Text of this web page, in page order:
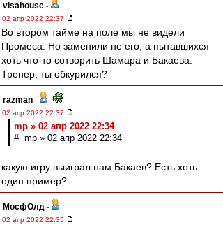
visahouse -
02 апр 2022 22:37
Во втором тайме на поле мы не видели
Промеса. Но заменили не его, а пытавшихся
хоть что-то сотворить Шамара и Бакаева.
Тренер, ты обкурился?
razman -
02 апр 2022 22:37
mp » 02 апр 2022 22:34
# mp » 02 апр 2022 22:34
какую игру выиграл нам Бакаев? Есть хоть
один пример?
МосфОлд -
02 апр 2022 22:35